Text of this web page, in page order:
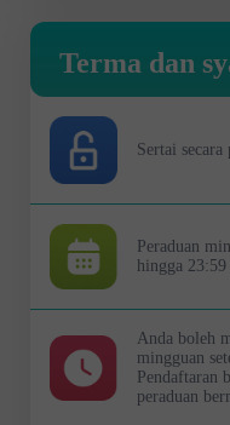
Terma dan
Sertai secara
Peraduan
hingga 23:59
Anda boleh
mingguan
Pendaftaran
peraduan